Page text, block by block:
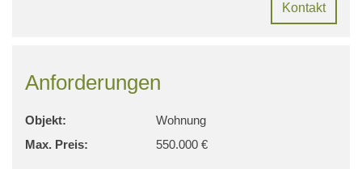
Kontakt
Anforderungen
Objekt:
Wohnung
Max. Preis:
550.000 €